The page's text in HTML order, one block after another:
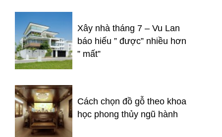
Xây nhà tháng 7 – Vu Lan
báo hiếu ” được” nhiều hơn
” mất”
Cách chọn đồ gỗ theo khoa
học phong thủy ngũ hành